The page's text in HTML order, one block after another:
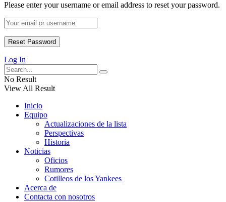
Please enter your username or email address to reset your password.
Log In
No Result
View All Result
Inicio
Equipo
Actualizaciones de la lista
Perspectivas
Historia
Noticias
Oficios
Rumores
Cotilleos de los Yankees
Acerca de
Contacta con nosotros